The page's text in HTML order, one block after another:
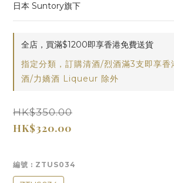
日本 Suntory旗下
全店，買滿$1200即享香港免費送貨
指定分類，訂購清酒/烈酒滿3支即享香
酒/力嬌酒 Liqueur 除外
HK$350.00
HK$320.00
編號 : ZTUS034